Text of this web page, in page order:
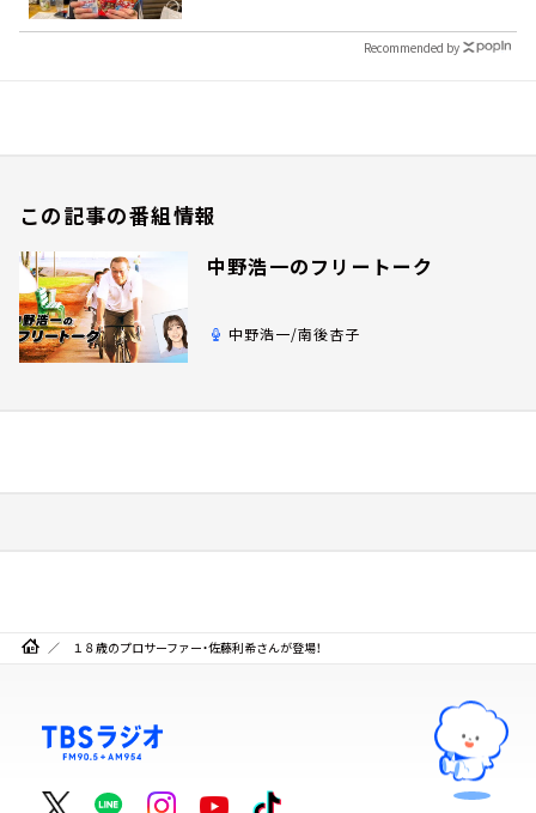
Recommended by
この記事の番組情報
中野浩一のフリートーク
中野浩一/南後杏子
１８歳のプロサーファー・佐藤利希さんが登場！